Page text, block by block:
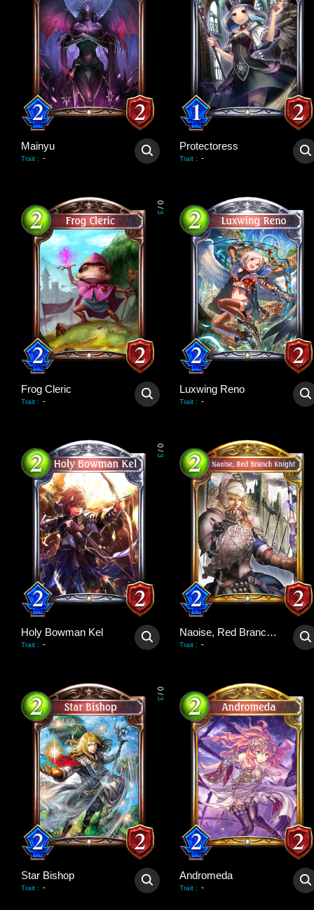
Mainyu
Trait : -
Protectoress
Trait : -
0
/
3
Frog Cleric
Trait : -
Luxwing Reno
Trait : -
0
/
3
Holy Bowman Kel
Trait : -
Naoise, Red Branch Knight
Trait : -
0
/
3
Star Bishop
Trait : -
Andromeda
Trait : -